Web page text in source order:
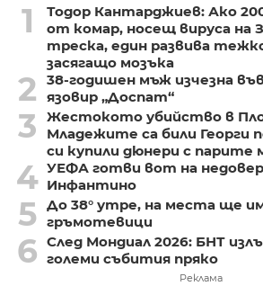
1
Тодор Кантарджиев: Ако
от комар, носещ вируса на
треска, един развива
засягащо мозъка
2
38-годишен мъж изчезна
язовир „Доспат“
3
Жестокото убийство в
Младежите са били Георги
си купили дюнери с парите
4 УЕФА готви вот на
Инфантино
5 До 38° утре, на места ще
гръмотевици
6 След Мондиал 2026: БНТ
големи събития пряко
Реклама